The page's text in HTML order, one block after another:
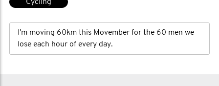
Cycling
I'm moving 60km this Movember for the 60 men we
lose each hour of every day.